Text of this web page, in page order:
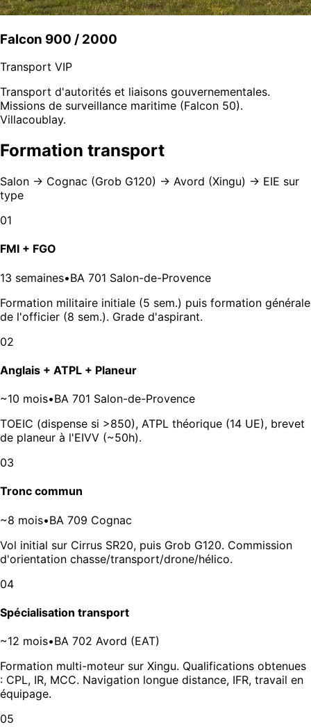
Falcon 900 / 2000
Transport VIP
Transport d'autorités et liaisons gouvernementales.
Missions de surveillance maritime (Falcon 50).
Villacoublay.
Formation transport
Salon → Cognac (Grob G120) → Avord (Xingu) → EIE sur
type
01
FMI + FGO
13 semaines•BA 701 Salon-de-Provence
Formation militaire initiale (5 sem.) puis formation générale
de l'officier (8 sem.). Grade d'aspirant.
02
Anglais + ATPL + Planeur
~10 mois•BA 701 Salon-de-Provence
TOEIC (dispense si >850), ATPL théorique (14 UE), brevet
de planeur à l'EIVV (~50h).
03
Tronc commun
~8 mois•BA 709 Cognac
Vol initial sur Cirrus SR20, puis Grob G120. Commission
d'orientation chasse/transport/drone/hélico.
04
Spécialisation transport
~12 mois•BA 702 Avord (EAT)
Formation multi-moteur sur Xingu. Qualifications obtenues
: CPL, IR, MCC. Navigation longue distance, IFR, travail en
équipage.
05